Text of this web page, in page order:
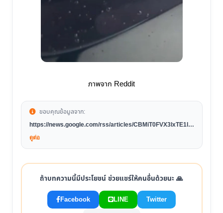
ภาพจาก Reddit
ขอบคุณข้อมูลจาก:
https://news.google.com/rss/articles/CBMiT0FVX3lxTE1lcl
hvVklWeFdSTUxncDRINlcyUmEtU2NnbnhjVzkybUt5bEZs
ดูต่อ
ถ้าบทความนี้มีประโยชน์ ช่วยแชร์ให้คนอื่นด้วยนะ 🙏
Facebook LINE Twitter